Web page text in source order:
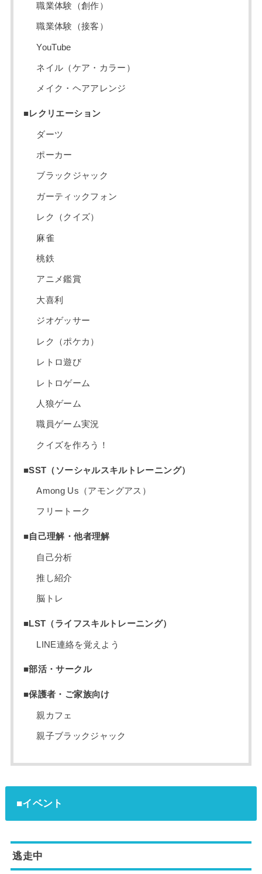
職業体験（創作）
職業体験（接客）
YouTube
ネイル（ケア・カラー）
メイク・ヘアアレンジ
■レクリエーション
ダーツ
ポーカー
ブラックジャック
ガーティックフォン
レク（クイズ）
麻雀
桃鉄
アニメ鑑賞
大喜利
ジオゲッサー
レク（ポケカ）
レトロ遊び
レトロゲーム
人狼ゲーム
職員ゲーム実況
クイズを作ろう！
■SST（ソーシャルスキルトレーニング）
Among Us（アモングアス）
フリートーク
■自己理解・他者理解
自己分析
推し紹介
脳トレ
■LST（ライフスキルトレーニング）
LINE連絡を覚えよう
■部活・サークル
■保護者・ご家族向け
親カフェ
親子ブラックジャック
■イベント
逃走中